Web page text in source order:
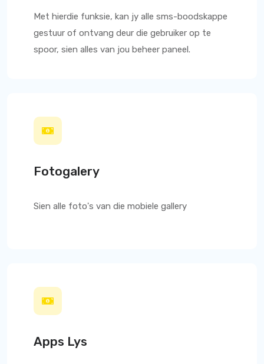
Met hierdie funksie, kan jy alle sms-boodskappe
gestuur of ontvang deur die gebruiker op te
spoor, sien alles van jou beheer paneel.
Fotogalery
Sien alle foto's van die mobiele gallery
Apps Lys